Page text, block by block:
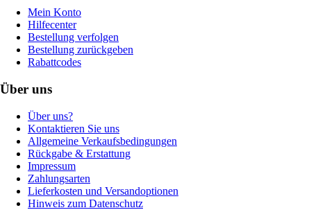
Mein Konto
Hilfecenter
Bestellung verfolgen
Bestellung zurückgeben
Rabattcodes
Über uns
Über uns?
Kontaktieren Sie uns
Allgemeine Verkaufsbedingungen
Rückgabe & Erstattung
Impressum
Zahlungsarten
Lieferkosten und Versandoptionen
Hinweis zum Datenschutz